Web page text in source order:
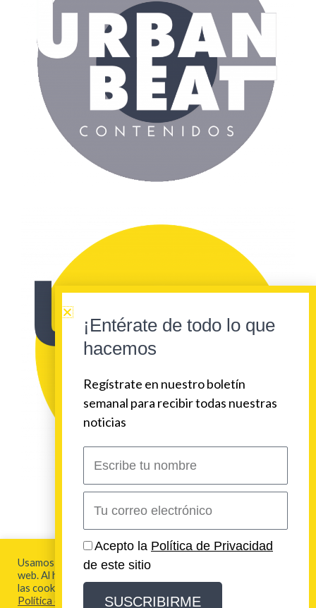
2026 Urban Beat Contenidos
Aviso Legal y Política de Privacidad
Usamos cookies para brindarte la mejor experiencia en esta
web. Al hacer clic en "Aceptar todo", acepta el uso de TODAS
las cookies. Para más información visita nuestra
Política de Cookies
¡Entérate de todo lo que
hacemos
Regístrate en nuestro boletín
semanal para recibir todas nuestras
noticias
nombre
electrónico
Acepto la Política de Privacidad
de este sitio
SUSCRIBIRME